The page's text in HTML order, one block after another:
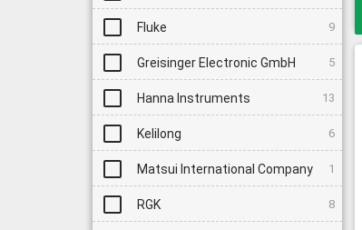
9
Fluke
5
Greisinger Electronic GmbH
13
Hanna Instruments
6
Kelilong
1
Matsui International Company
8
RGK